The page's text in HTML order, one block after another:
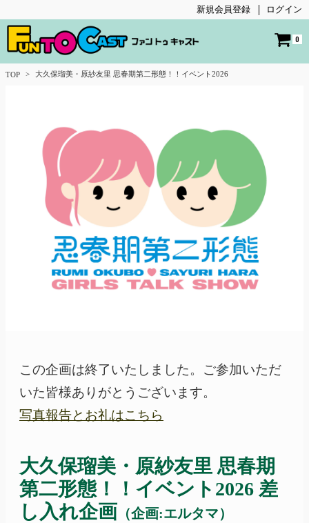
新規会員登録 ログイン
0
TOP 大久保瑠美・原紗友里 思春期第二形態！！イベント2026
この企画は終了いたしました。ご参加いただ
いた皆様ありがとうございます。
写真報告とお礼はこちら
大久保瑠美 ・ 原紗友里 思春期
第二形態！！ イベント2026 差
し入れ企画 （企画:エルタマ）